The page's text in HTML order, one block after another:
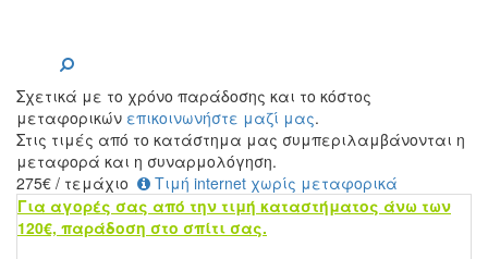
Σχετικά με το χρόνο παράδοσης και το κόστος
μεταφορικών επικοινωνήστε μαζί μας.
Στις τιμές από το κατάστημα μας συμπεριλαμβάνονται η
μεταφορά και η συναρμολόγηση.
275€ / τεμάχιο
Τιμή internet χωρίς μεταφορικά
Για αγορές σας από την τιμή καταστήματος άνω των
120€, παράδοση στο σπίτι σας.